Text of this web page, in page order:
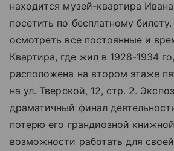
находится музей-квартира
посетить по бесплатному
осмотреть все постоянные и
Квартира, где жил в 1928-1934
расположена на втором этаже
на ул. Тверской, 12, стр. 2.
драматичный финал
потерю его грандиозной
возможности работать для